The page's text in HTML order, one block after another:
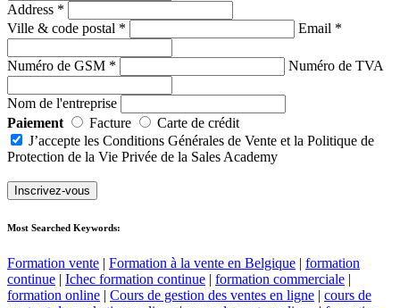
Address *
Ville & code postal * Email *
Numéro de GSM * Numéro de TVA
Nom de l'entreprise
Paiement
Facture
Carte de crédit
J’accepte les Conditions Générales de Vente et la Politique de
Protection de la Vie Privée de la Sales Academy
Most Searched Keywords:
Formation vente | Formation à la vente en Belgique | formation
continue | Ichec formation continue | formation commerciale |
formation online | Cours de gestion des ventes en ligne | cours de